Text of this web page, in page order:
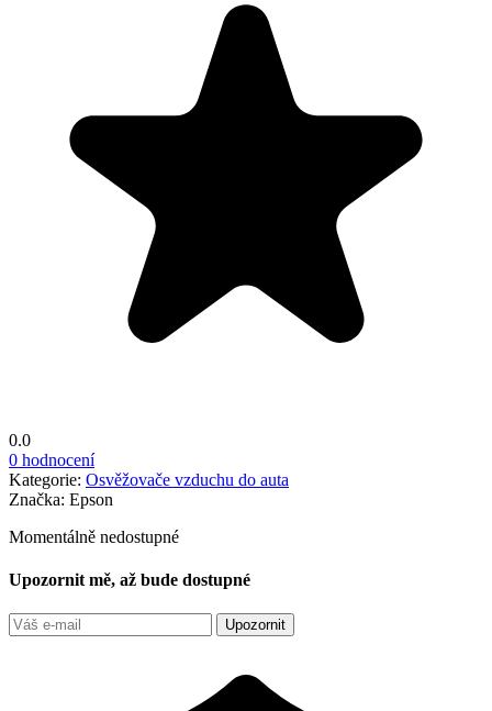
0.0
0 hodnocení
Kategorie: Osvěžovače vzduchu do auta
Značka: Epson
Momentálně nedostupné
Upozornit mě, až bude dostupné
Upozornit